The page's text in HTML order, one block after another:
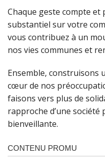
Chaque geste compte
substantiel sur votre
vous contribuez à un
nos vies communes et
Ensemble, construisons
cœur de nos
faisons vers plus de
rapproche d’une
bienveillante.